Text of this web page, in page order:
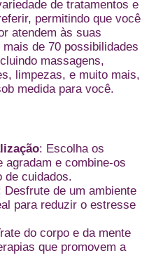
de tratamentos e
permitindo que você
atendem às suas
de 70 possibilidades
massagens,
limpezas, e muito mais,
medida para você.
: Escolha os
agradam e combine-os
de cuidados.
Desfrute de um ambiente
para reduzir o estresse
do corpo e da mente
que promovem a